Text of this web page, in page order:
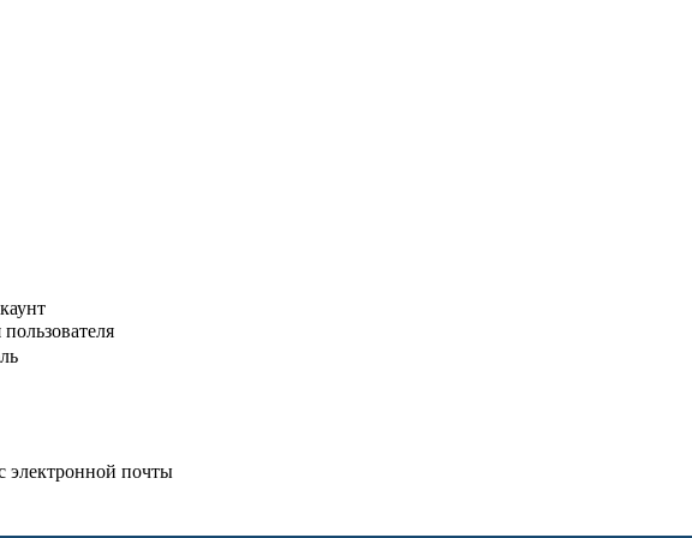
электронной почты